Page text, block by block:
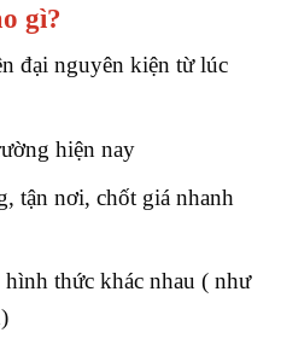
gì?
đại nguyên kiện từ lúc
hiện nay
tận nơi, chốt giá nhanh
thức khác nhau ( như